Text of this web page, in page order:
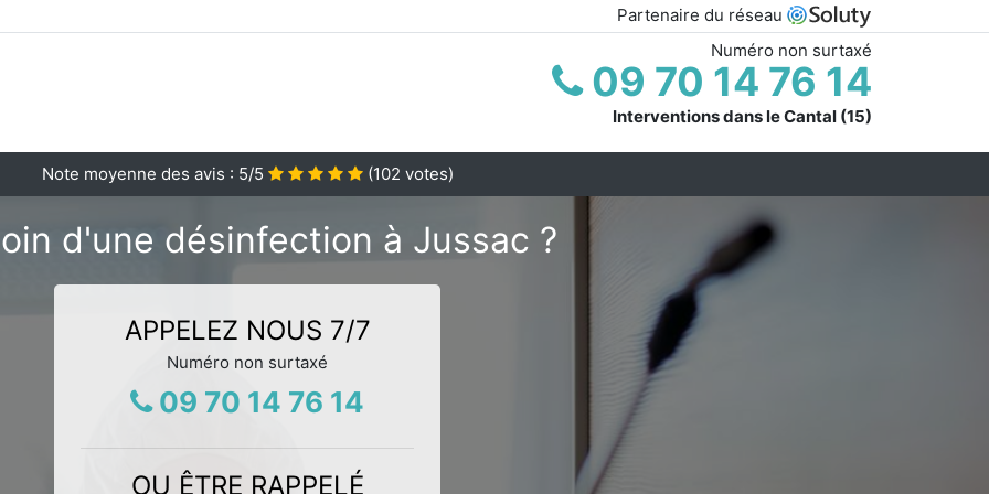
Partenaire du réseau
Numéro non surtaxé
09 70 14 76 14
Interventions dans le Cantal (15)
Note moyenne des avis : 5/5 (102 votes)
d'une désinfection à Jussac ?
APPELEZ NOUS 7/7
Numéro non surtaxé
09 70 14 76 14
OU ÊTRE RAPPELÉ